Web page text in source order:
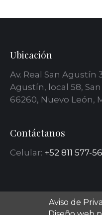
Ubicación
Av. Real San Agustín
Agustín, local 58, San
66260, Nuevo León,
Contáctanos
Celular: +52 811 577-
Aviso de